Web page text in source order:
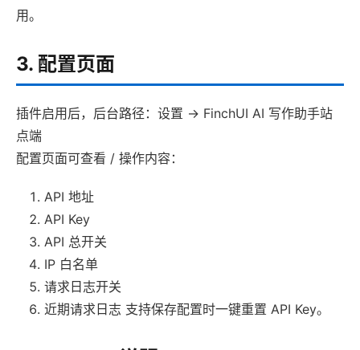
用。
3. 配置页面
插件启用后，后台路径：设置 -> FinchUI AI 写作助手站
点端
配置页面可查看 / 操作内容：
API 地址
API Key
API 总开关
IP 白名单
请求日志开关
近期请求日志 支持保存配置时一键重置 API Key。